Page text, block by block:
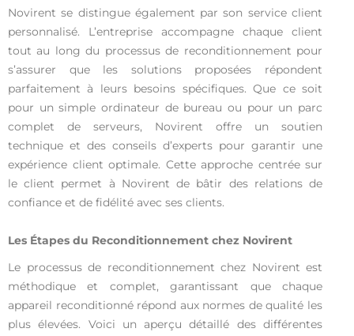
Novirent se distingue également par son service client
personnalisé. L’entreprise accompagne chaque client
tout au long du processus de reconditionnement pour
s’assurer que les solutions proposées répondent
parfaitement à leurs besoins spécifiques. Que ce soit
pour un simple ordinateur de bureau ou pour un parc
complet de serveurs, Novirent offre un soutien
technique et des conseils d’experts pour garantir une
expérience client optimale. Cette approche centrée sur
le client permet à Novirent de bâtir des relations de
confiance et de fidélité avec ses clients.
Les Étapes du Reconditionnement chez Novirent
Le processus de reconditionnement chez Novirent est
méthodique et complet, garantissant que chaque
appareil reconditionné répond aux normes de qualité les
plus élevées. Voici un aperçu détaillé des différentes